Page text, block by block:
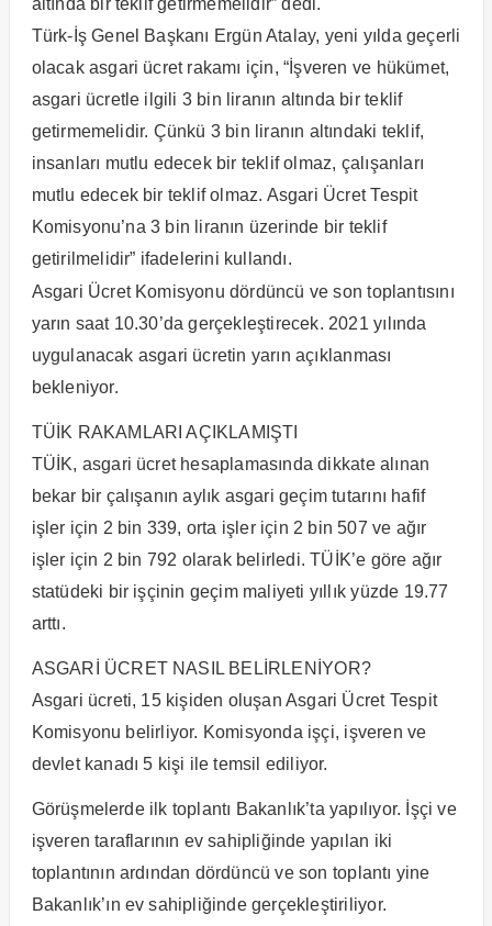
altında bir teklif getirmemelidir” dedi.
Türk-İş Genel Başkanı Ergün Atalay, yeni yılda geçerli
olacak asgari ücret rakamı için, “İşveren ve hükümet,
asgari ücretle ilgili 3 bin liranın altında bir teklif
getirmemelidir. Çünkü 3 bin liranın altındaki teklif,
insanları mutlu edecek bir teklif olmaz, çalışanları
mutlu edecek bir teklif olmaz. Asgari Ücret Tespit
Komisyonu’na 3 bin liranın üzerinde bir teklif
getirilmelidir” ifadelerini kullandı.
Asgari Ücret Komisyonu dördüncü ve son toplantısını
yarın saat 10.30’da gerçekleştirecek. 2021 yılında
uygulanacak asgari ücretin yarın açıklanması
bekleniyor.
TÜİK RAKAMLARI AÇIKLAMIŞTI
TÜİK, asgari ücret hesaplamasında dikkate alınan
bekar bir çalışanın aylık asgari geçim tutarını hafif
işler için 2 bin 339, orta işler için 2 bin 507 ve ağır
işler için 2 bin 792 olarak belirledi. TÜİK’e göre ağır
statüdeki bir işçinin geçim maliyeti yıllık yüzde 19.77
arttı.
ASGARİ ÜCRET NASIL BELİRLENİYOR?
Asgari ücreti, 15 kişiden oluşan Asgari Ücret Tespit
Komisyonu belirliyor. Komisyonda işçi, işveren ve
devlet kanadı 5 kişi ile temsil ediliyor.
Görüşmelerde ilk toplantı Bakanlık’ta yapılıyor. İşçi ve
işveren taraflarının ev sahipliğinde yapılan iki
toplantının ardından dördüncü ve son toplantı yine
Bakanlık’ın ev sahipliğinde gerçekleştiriliyor.